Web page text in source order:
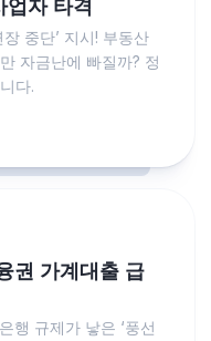
자 타격
중단’ 지시! 부동산
자금난에 빠질까? 정
다.
권 가계대출 급
은행 규제가 낳은 ‘풍선